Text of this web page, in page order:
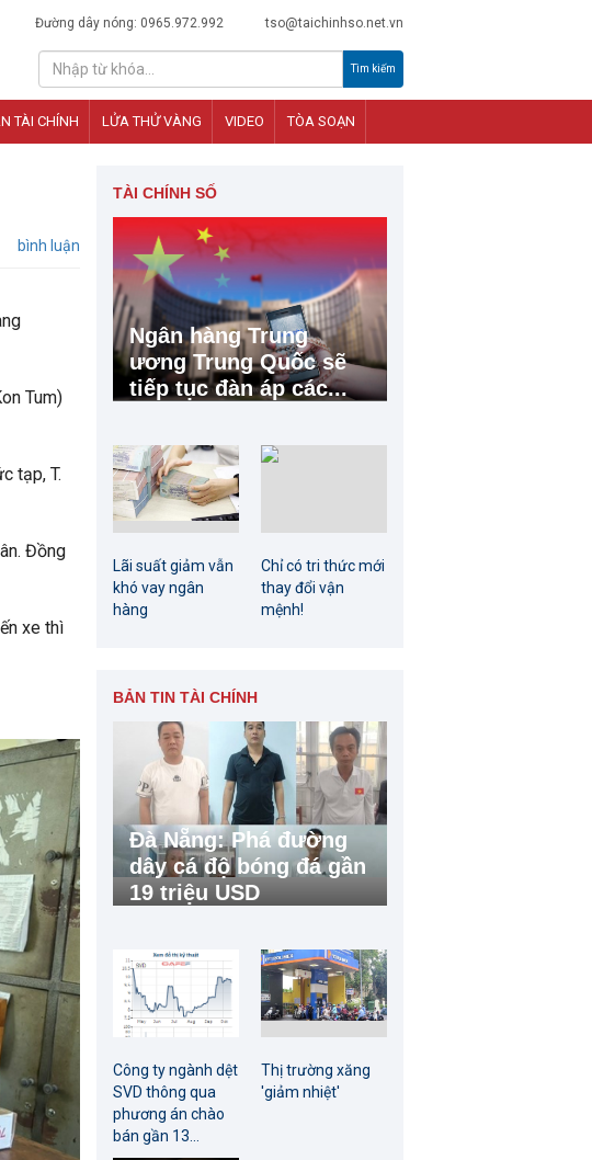
Đường dây nóng: 0965.972.992 tso@taichinhso.net.vn
Tìm kiếm
TÀI CHÍNH LỬA THỬ VÀNG VIDEO TÒA SOẠN
bình luận
Tum)
tạp, T.
Đồng
xe thì
TÀI CHÍNH SỐ
Ngân hàng Trung
ương Trung Quốc sẽ
tiếp tục đàn áp các...
Lãi suất giảm vẫn
khó vay ngân
hàng
Chỉ có tri thức mới
thay đổi vận
mệnh!
BẢN TIN TÀI CHÍNH
Đà Nẵng: Phá đường
dây cá độ bóng đá gần
19 triệu USD
Công ty ngành dệt
SVD thông qua
phương án chào
bán gần 13...
Thị trường xăng
'giảm nhiệt'